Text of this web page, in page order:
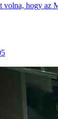
volna, hogy az